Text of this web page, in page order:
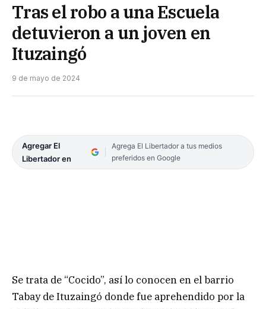
Tras el robo a una Escuela
detuvieron a un joven en
Ituzaingó
9 de mayo de 2024
Agregar El
Libertador en
Agrega El Libertador a tus medios
preferidos en Google
Se trata de “Cocido”, así lo conocen en el barrio
Tabay de Ituzaingó donde fue aprehendido por la